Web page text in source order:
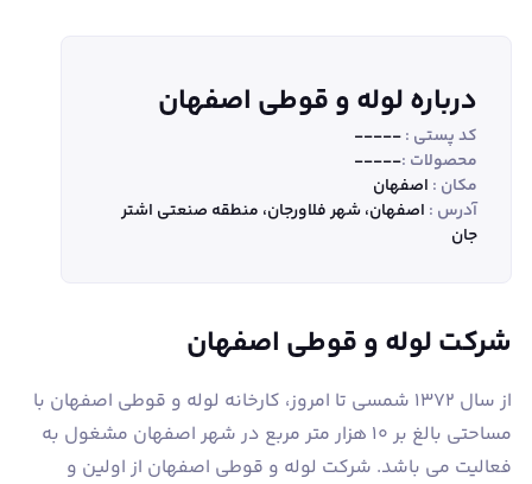
درباره لوله و قوطی اصفهان
کد پستی :-----
محصولات :-----
مکان : اصفهان
آدرس : اصفهان، شهر فلاورجان، منطقه صنعتی اشتر
جان
شرکت لوله و قوطی اصفهان
از سال 1372 شمسی تا امروز، کارخانه لوله و قوطی اصفهان با
مساحتی بالغ بر 10 هزار متر مربع در شهر اصفهان مشغول به
فعالیت می باشد. شرکت لوله و قوطی اصفهان از اولین و